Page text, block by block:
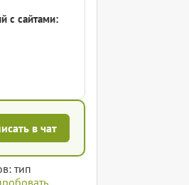
с сайтами:
в чат
тип